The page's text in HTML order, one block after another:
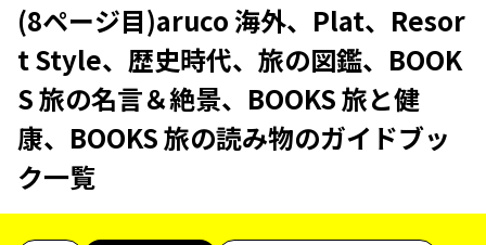
(8ページ目)aruco 海外、Plat、Resor
t Style、歴史時代、旅の図鑑、BOOK
S 旅の名言＆絶景、BOOKS 旅と健
康、BOOKS 旅の読み物のガイドブッ
ク一覧